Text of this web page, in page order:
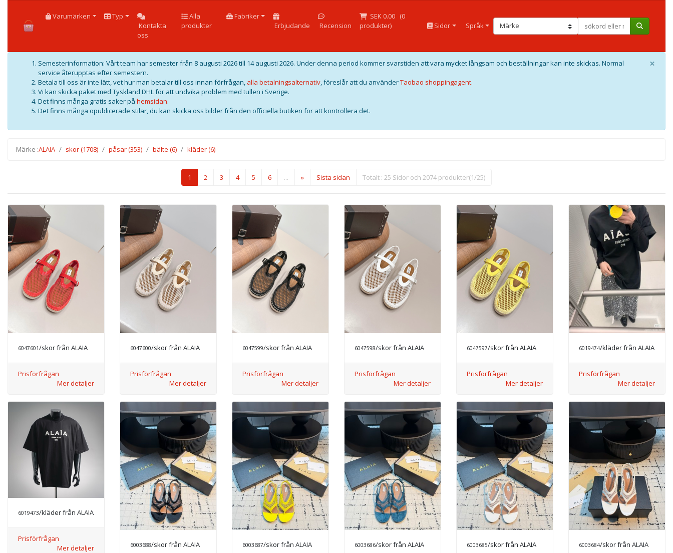
HOME
Varumärken
Typ
Kontakta
oss
Alla
produkter
Fabriker
Erbjudande
Recension
SEK 0.00(0
produkter)
Sidor Språk
Semesterinformation: Vårt team har semester från 8 augusti 2026 till 14 augusti 2026. Under denna period kommer svarstiden att vara mycket långsam och beställningar kan inte skickas. Normal
service återupptas efter semestern.
Betala till oss är inte lätt, vet hur man betalar till oss innan förfrågan, alla betalningsalternativ, föreslår att du använderTaobao shoppingagent.
Vi kan skicka paket med Tyskland DHL för att undvika problem med tullen i Sverige.
Det finns många gratis saker på hemsidan.
Det finns många opublicerade stilar, du kan skicka oss bilder från den officiella butiken för att kontrollera det.
×
Märke :ALAIA skor(1708) påsar(353) bälte (6) kläder(6)
1 2 3 4 5 6 ... » Sista sidan Totalt : 25 Sidor och 2074 produkter(1/25)
6047601/skor från ALAIA
Prisförfrågan
Mer detaljer
6047600/skor från ALAIA
Prisförfrågan
Mer detaljer
6047599/skor från ALAIA
Prisförfrågan
Mer detaljer
6047598/skor från ALAIA
Prisförfrågan
Mer detaljer
6047597/skor från ALAIA
Prisförfrågan
Mer detaljer
6019474/kläder från ALAIA
Prisförfrågan
Mer detaljer
6019473/kläder från ALAIA
Prisförfrågan
Mer detaljer
6003688/skor från ALAIA 6003687/skor från ALAIA 6003686/skor från ALAIA 6003685/skor från ALAIA 6003684/skor från ALAIA